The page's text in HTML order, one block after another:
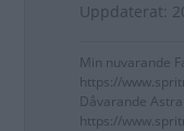
Uppdaterat:
Min nuvarande
https://
Dåvarande Astra
https://